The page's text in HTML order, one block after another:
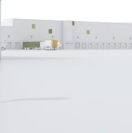
bis zur Beendigung.